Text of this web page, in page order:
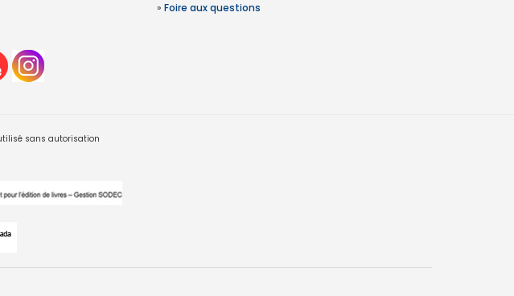
» Foire aux questions
sans autorisation